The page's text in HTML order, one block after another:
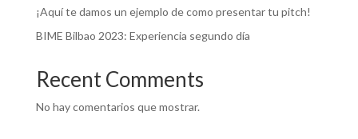
¡Aquí te damos un ejemplo de como presentar tu pitch!
BIME Bilbao 2023: Experiencia segundo día
Recent Comments
No hay comentarios que mostrar.